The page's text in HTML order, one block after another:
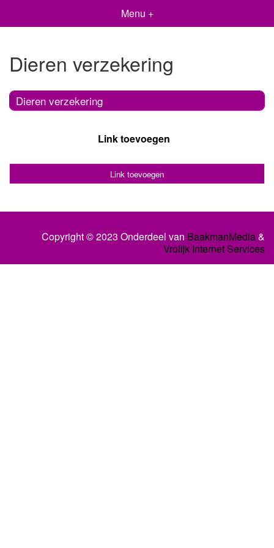
Menu +
Dieren verzekering
Dieren verzekering
Link toevoegen
Link toevoegen
Copyright © 2023 Onderdeel van BaakmanMedia&
Vrolijk Internet Services